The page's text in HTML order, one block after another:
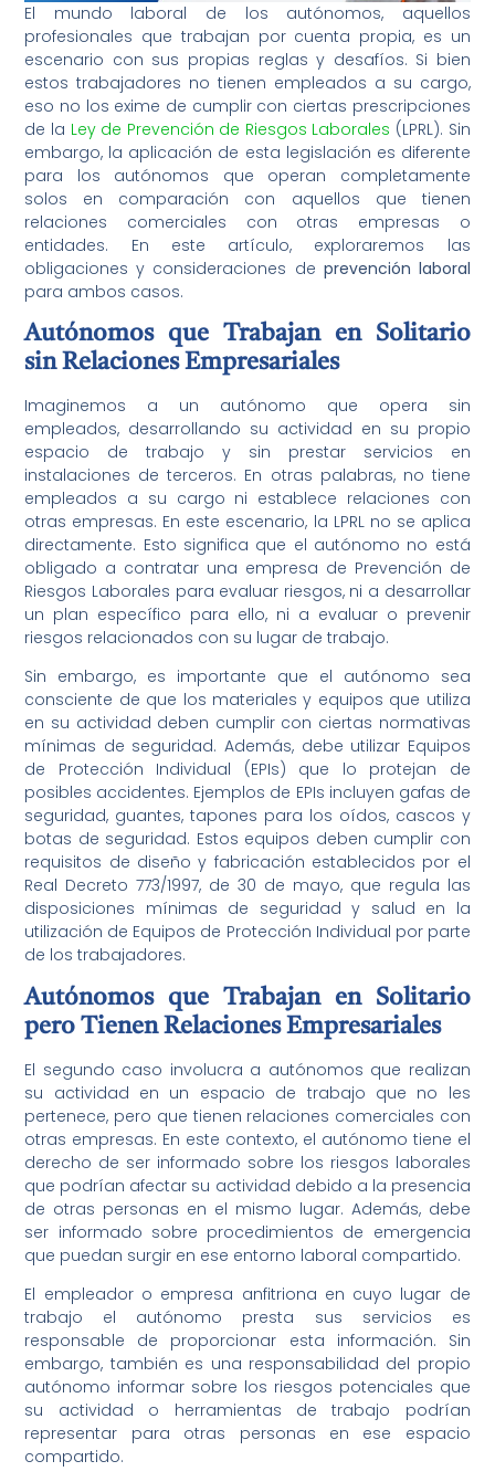
El mundo laboral de los autónomos, aquellos
profesionales que trabajan por cuenta propia, es un
escenario con sus propias reglas y desafíos. Si bien
estos trabajadores no tienen empleados a su cargo,
eso no los exime de cumplir con ciertas prescripciones
de la Ley de Prevención de Riesgos Laborales (LPRL). Sin
embargo, la aplicación de esta legislación es diferente
para los autónomos que operan completamente
solos en comparación con aquellos que tienen
relaciones comerciales con otras empresas o
entidades. En este artículo, exploraremos las
obligaciones y consideraciones de prevención laboral
para ambos casos.
Autónomos que Trabajan en Solitario
sin Relaciones Empresariales
Imaginemos a un autónomo que opera sin
empleados, desarrollando su actividad en su propio
espacio de trabajo y sin prestar servicios en
instalaciones de terceros. En otras palabras, no tiene
empleados a su cargo ni establece relaciones con
otras empresas. En este escenario, la LPRL no se aplica
directamente. Esto significa que el autónomo no está
obligado a contratar una empresa de Prevención de
Riesgos Laborales para evaluar riesgos, ni a desarrollar
un plan específico para ello, ni a evaluar o prevenir
riesgos relacionados con su lugar de trabajo.
Sin embargo, es importante que el autónomo sea
consciente de que los materiales y equipos que utiliza
en su actividad deben cumplir con ciertas normativas
mínimas de seguridad. Además, debe utilizar Equipos
de Protección Individual (EPIs) que lo protejan de
posibles accidentes. Ejemplos de EPIs incluyen gafas de
seguridad, guantes, tapones para los oídos, cascos y
botas de seguridad. Estos equipos deben cumplir con
requisitos de diseño y fabricación establecidos por el
Real Decreto 773/1997, de 30 de mayo, que regula las
disposiciones mínimas de seguridad y salud en la
utilización de Equipos de Protección Individual por parte
de los trabajadores.
Autónomos que Trabajan en Solitario
pero Tienen Relaciones Empresariales
El segundo caso involucra a autónomos que realizan
su actividad en un espacio de trabajo que no les
pertenece, pero que tienen relaciones comerciales con
otras empresas. En este contexto, el autónomo tiene el
derecho de ser informado sobre los riesgos laborales
que podrían afectar su actividad debido a la presencia
de otras personas en el mismo lugar. Además, debe
ser informado sobre procedimientos de emergencia
que puedan surgir en ese entorno laboral compartido.
El empleador o empresa anfitriona en cuyo lugar de
trabajo el autónomo presta sus servicios es
responsable de proporcionar esta información. Sin
embargo, también es una responsabilidad del propio
autónomo informar sobre los riesgos potenciales que
su actividad o herramientas de trabajo podrían
representar para otras personas en ese espacio
compartido.